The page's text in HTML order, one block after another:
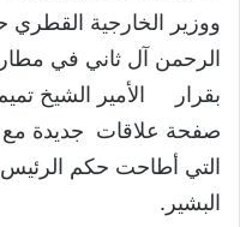
ووزير الخارجية القطري
الرحمن آل ثاني في
بقرار الأمير الشيخ
صفحة علاقات جديدة مع
التي أطاحت حكم
البشير.